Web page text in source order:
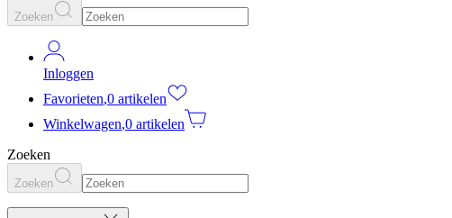
Zoeken
Inloggen
Favorieten,0 artikelen
Winkelwagen,0 artikelen
Zoeken
Zoeken